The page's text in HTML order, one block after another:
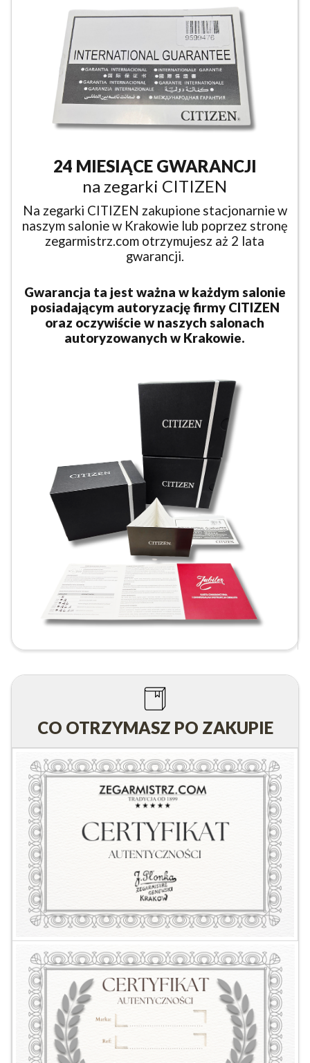
24 MIESIĄCE GWARANCJI
na zegarki CITIZEN
Na zegarki CITIZEN zakupione stacjonarnie w
naszym salonie w Krakowie lub poprzez stronę
zegarmistrz.com otrzymujesz aż 2 lata
gwarancji.
Gwarancja ta jest ważna w każdym salonie
posiadającym autoryzację firmy CITIZEN
oraz oczywiście w naszych salonach
autoryzowanych w Krakowie.
CO OTRZYMASZ PO ZAKUPIE